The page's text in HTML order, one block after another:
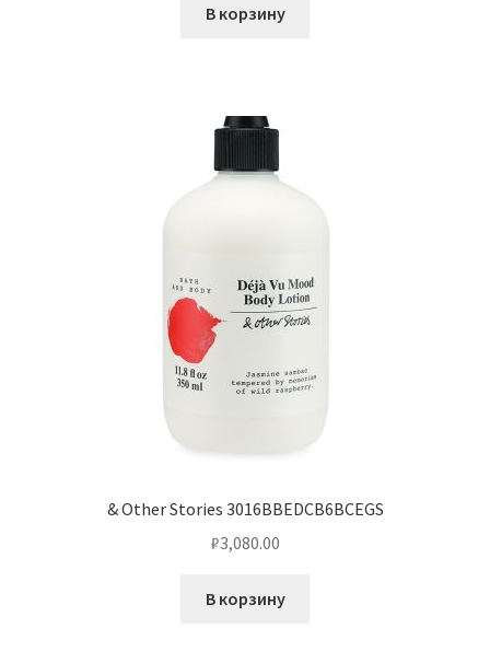
В корзину
& Other Stories 3016BBEDCB6BCEGS
₽3,080.00
В корзину